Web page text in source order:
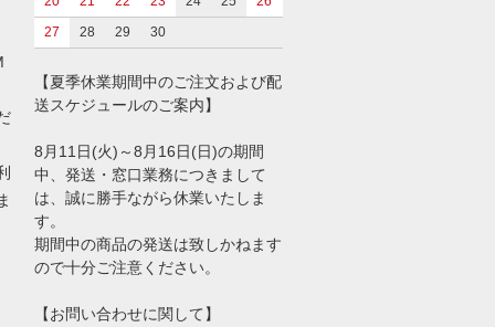
27
28 29 30
【夏季休業期間中のご注文および配
送スケジュールのご案内】
8月11日(火)～8月16日(日)の期間
中、発送・窓口業務につきまして
は、誠に勝手ながら休業いたしま
す。
期間中の商品の発送は致しかねます
ので十分ご注意ください。
【お問い合わせに関して】